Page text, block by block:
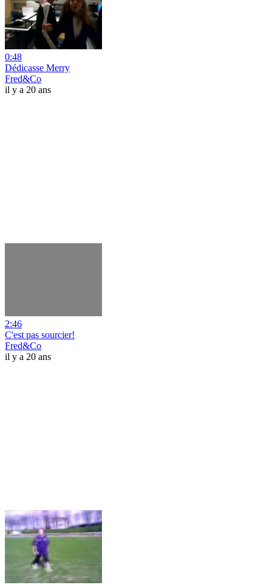
0:48
Dédicasse Merry
Fred&Co
il y a 20 ans
2:46
C'est pas sourcier!
Fred&Co
il y a 20 ans